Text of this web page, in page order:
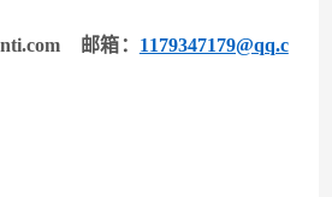
邮箱： 1179347179@qq.c